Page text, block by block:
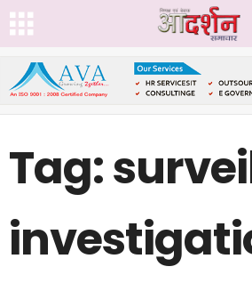
Tag: